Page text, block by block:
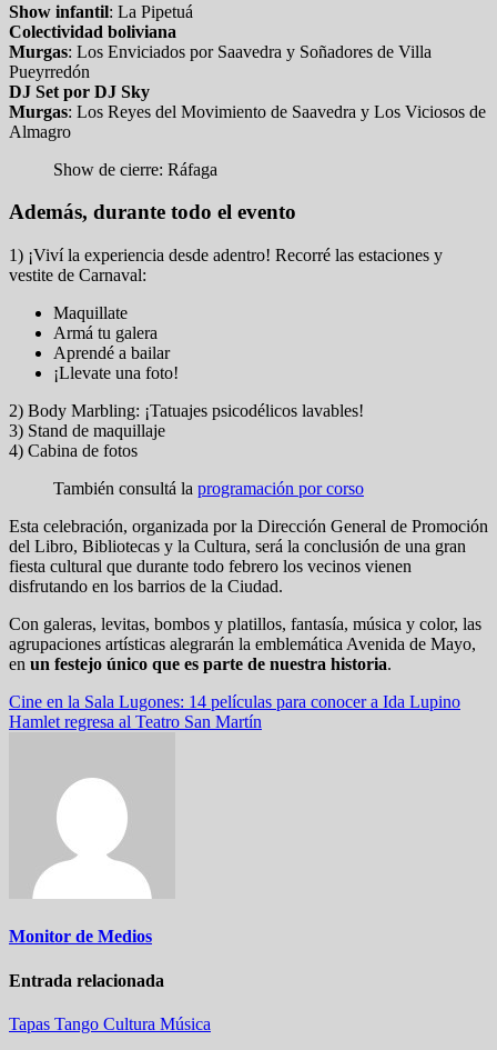
Show infantil: La Pipetuá
Colectividad boliviana
Murgas: Los Enviciados por Saavedra y Soñadores de Villa
Pueyrredón
DJ Set por DJ Sky
Murgas: Los Reyes del Movimiento de Saavedra y Los Viciosos de
Almagro
Show de cierre: Ráfaga
Además, durante todo el evento
1) ¡Viví la experiencia desde adentro! Recorré las estaciones y
vestite de Carnaval:
Maquillate
Armá tu galera
Aprendé a bailar
¡Llevate una foto!
2) Body Marbling: ¡Tatuajes psicodélicos lavables!
3) Stand de maquillaje
4) Cabina de fotos
También consultá la programación por corso
Esta celebración, organizada por la Dirección General de Promoción
del Libro, Bibliotecas y la Cultura, será la conclusión de una gran
fiesta cultural que durante todo febrero los vecinos vienen
disfrutando en los barrios de la Ciudad.
Con galeras, levitas, bombos y platillos, fantasía, música y color, las
agrupaciones artísticas alegrarán la emblemática Avenida de Mayo,
en un festejo único que es parte de nuestra historia.
Navegación
de
Cine en la Sala Lugones: 14 películas para conocer a Ida Lupino
Hamlet regresa al Teatro San Martín
Monitor de Medios
Entrada relacionada
Tapas Tango Cultura Música